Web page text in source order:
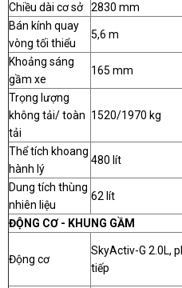
Chiều dài cơ sở
2830 mm
Bán kính quay
vòng tối thiểu
5,6 m
Khoảng sáng
gầm xe
165 mm
Trọng lượng
không tải/ toàn
tải
1520/1970 kg
Thể tích khoang
hành lý
480 lít
Dung tích thùng
nhiên liệu
62 lít
ĐỘNG CƠ - KHUNG GẦM
Động cơ
SkyActiv-G 2.0L,
tiếp